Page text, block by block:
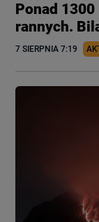
Ponad
rannych.
7 SIERPNIA 7:19